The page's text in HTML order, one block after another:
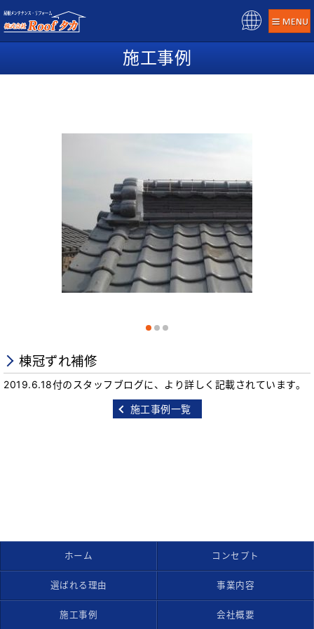
施工事例
棟冠ずれ補修
2019.6.18付のスタッフブログに、より詳しく記載されています。
施工事例一覧
ホーム コンセプト
選ばれる理由 事業内容
施工事例 会社概要